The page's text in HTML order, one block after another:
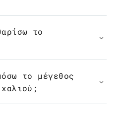
το
το μέγεθος